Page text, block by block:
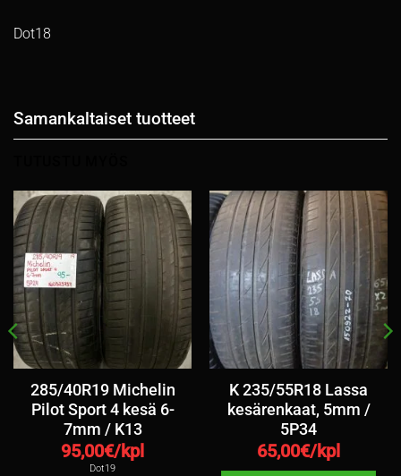
Dot18
Samankaltaiset tuotteet
285/40R19 Michelin
Pilot Sport 4 kesä 6-
7mm / K13
95,00€/kpl
Dot19
K 235/55R18 Lassa
kesärenkaat, 5mm /
5P34
65,00€/kpl